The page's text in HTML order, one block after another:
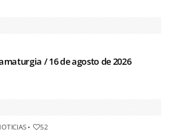
/ 16 de agosto de 2026
• 52